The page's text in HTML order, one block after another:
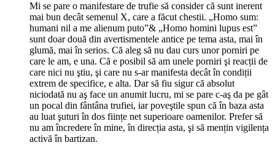
Mi se pare o manifestare de trufie să consider că sunt inerent
mai bun decât semenul X, care a făcut chestii. „Homo sum:
humani nil a me alienum puto”& „Homo homini lupus est”
sunt doar două din avertismentele antice pe tema asta, mai în
glumă, mai în serios. Că aleg să nu dau curs unor porniri pe
care le am, e una. Că e posibil să am unele porniri şi reacții de
care nici nu ştiu, şi care nu s-ar manifesta decât în condiții
extrem de specifice, e alta. Dar să fiu sigur că absolut
niciodată nu aş face un anumit lucru, mi se pare c-aş da pe gât
un pocal din fântâna trufiei, iar poveştile spun că în baza asta
au luat şuturi în dos ființe net superioare oamenilor. Prefer să
nu am încredere în mine, în direcția asta, şi să mențin vigilența
activă în bartizan.